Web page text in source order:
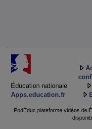
Éducation nationale
Apps.education.fr
PodEduc plateforme vidéos de